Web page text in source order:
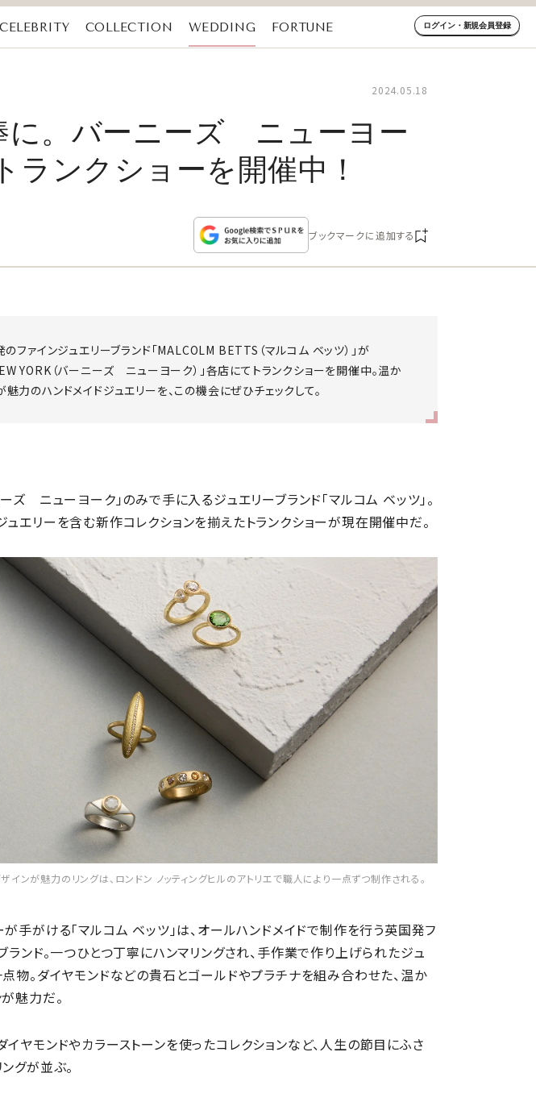
CELEBRITY COLLECTION WEDDING
FORTUNE
ログイン・新規会員登録
2024.05.18
に。バーニーズ ニューヨー
ンクショーを開催中！
ブックマークに追加する
ファインジュエリーブランド「MALCOLM BETTS（マルコム ベッツ）」が
YORK（バーニーズ ニューヨーク）」各店にてトランクショーを開催中。温か
力のハンドメイドジュエリーを、この機会にぜひチェックして。
ズ ニューヨーク」のみで手に入るジュエリーブランド「マルコム ベッツ」。
エリーを含む新作コレクションを揃えたトランクショーが現在開催中だ。
インが魅力のリングは、ロンドン ノッティングヒルのアトリエで職人により一点ずつ制作される。
手がける「マルコム ベッツ」は、オールハンドメイドで制作を行う英国発フ
ランド。一つひとつ丁寧にハンマリングされ、手作業で作り上げられたジュ
物。ダイヤモンドなどの貴石とゴールドやプラチナを組み合わせた、温か
魅力だ。
ヤモンドやカラーストーンを使ったコレクションなど、人生の節目にふさ
グが並ぶ。